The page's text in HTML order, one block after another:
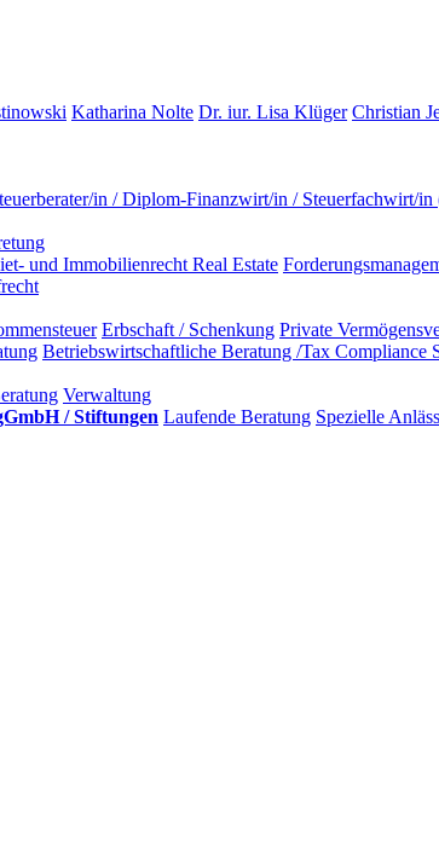
Katharina Nolte Dr. iur. Lisa Klüger Christian
in / Diplom-Finanzwirt/in / Steuerfachwirt/
und Immobilienrecht Real Estate
Erbschaft / Schenkung Private
Betriebswirtschaftliche Beratung /Tax Compliance
Verwaltung
/ Stiftungen Laufende Beratung Spezielle